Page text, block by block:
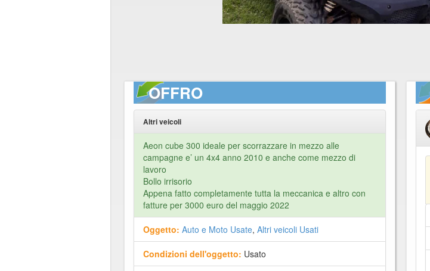
OFFRO
Altri veicoli
Aeon cube 300 ideale per scorrazzare in mezzo alle
campagne e’ un 4x4 anno 2010 e anche come mezzo di
lavoro
Bollo irrisorio
Appena fatto completamente tutta la meccanica e altro con
fatture per 3000 euro del maggio 2022
Oggetto: Auto e Moto Usate, Altri veicoli Usati
Condizioni dell'oggetto: Usato